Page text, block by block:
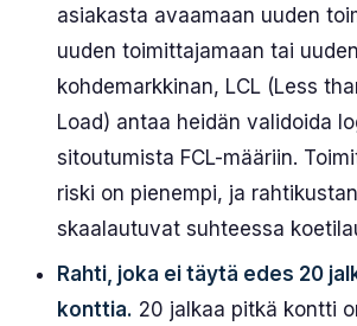
asiakasta avaamaan uuden
uuden toimittajamaan tai uuden
kohdemarkkinan, LCL (Less
Load) antaa heidän validoida
sitoutumista FCL-määriin.
riski on pienempi, ja
skaalautuvat suhteessa
Rahti, joka ei täytä edes 20
konttia. 20 jalkaa pitkä kontti